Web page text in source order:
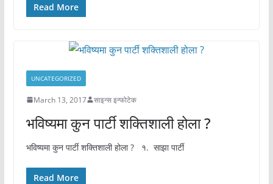
Read More
UNCATEGORIZED
March 13, 2017 साइन्स इन्फोटेक
भविष्यमा कुन पार्टी शक्तिशाली होला ?
भविष्यमा कुन पार्टी शक्तिशाली होला ? १. साझा पार्टी
Read More